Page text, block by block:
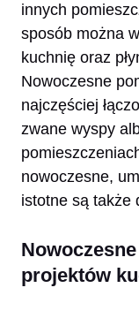
innych
sposób można
kuchnię oraz
Nowoczesne
najczęściej
zwane wyspy
nowoczesne,
istotne są także
projektów